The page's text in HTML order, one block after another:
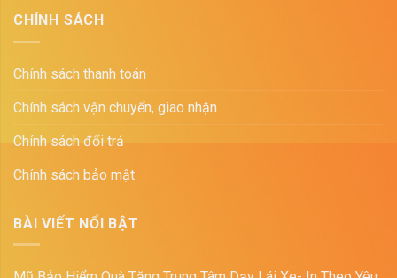
CHÍNH SÁCH
Chính sách thanh toán
Chính sách vận chuyển, giao nhận
Chính sách đổi trả
Chính sách bảo mật
BÀI VIẾT NỔI BẬT